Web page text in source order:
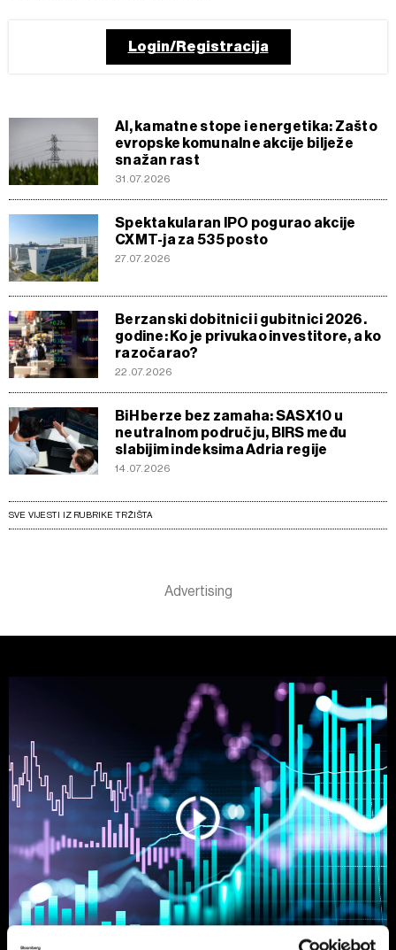
Login/Registracija
AI, kamatne stope i energetika: Zašto
evropske komunalne akcije bilježe
snažan rast
31.07.2026
Spektakularan IPO pogurao akcije
CXMT-ja za 535 posto
27.07.2026
Berzanski dobitnici i gubitnici 2026.
godine: Ko je privukao investitore, a ko
razočarao?
22.07.2026
BiH berze bez zamaha: SASX10 u
neutralnom području, BIRS među
slabijim indeksima Adria regije
14.07.2026
SVE VIJESTI IZ RUBRIKE TRŽIŠTA